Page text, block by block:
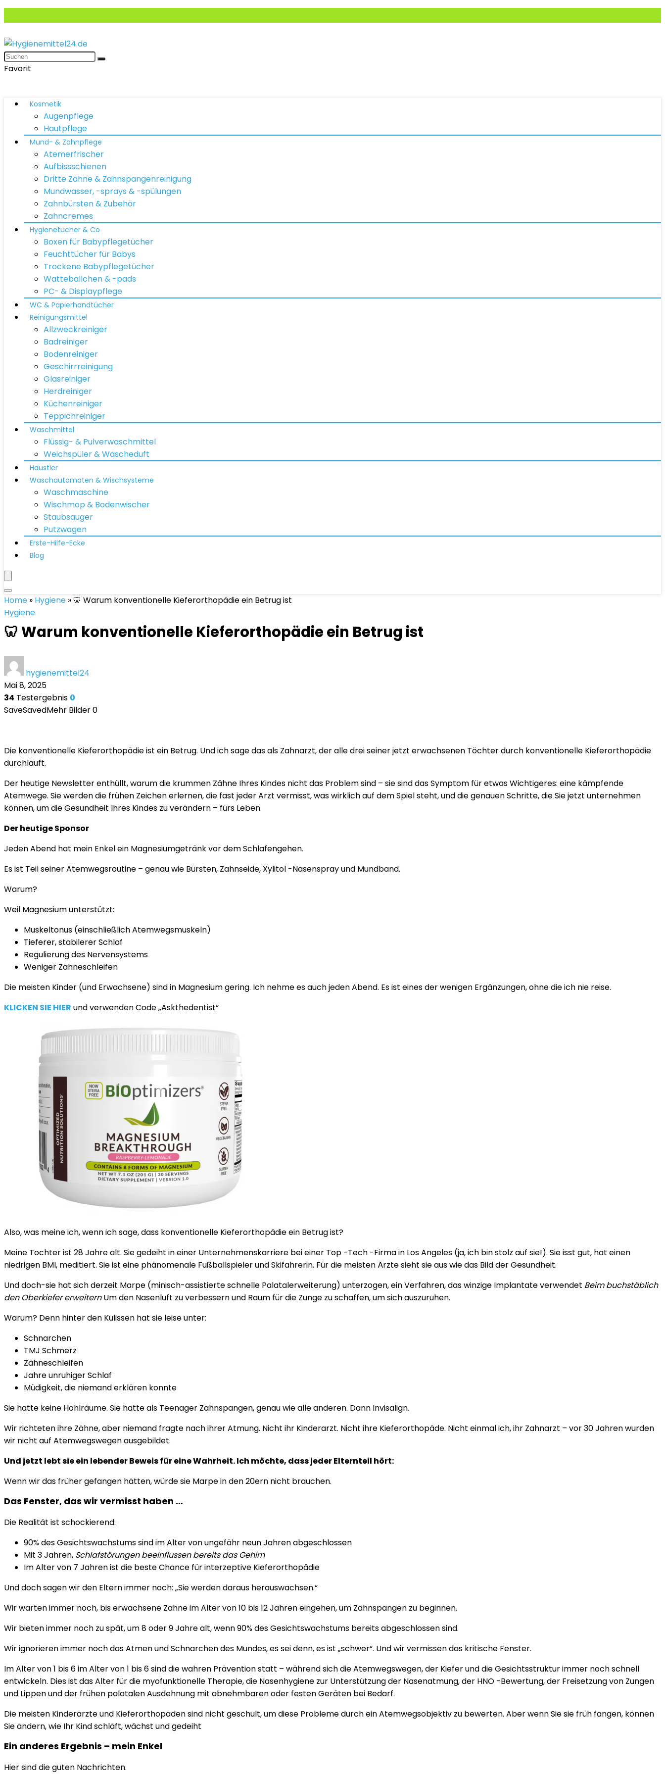
Favorit
Kosmetik
Augenpflege
Hautpflege
Mund- & Zahnpflege
Atemerfrischer
Aufbissschienen
Dritte Zähne & Zahnspangenreinigung
Mundwasser, -sprays & -spülungen
Zahnbürsten & Zubehör
Zahncremes
Hygienetücher & Co
Boxen für Babypflegetücher
Feuchttücher für Babys
Trockene Babypflegetücher
Wattebällchen & -pads
PC- & Displaypflege
WC & Papierhandtücher
Reinigungsmittel
Allzweckreiniger
Badreiniger
Bodenreiniger
Geschirrreinigung
Glasreiniger
Herdreiniger
Küchenreiniger
Teppichreiniger
Waschmittel
Flüssig- & Pulverwaschmittel
Weichspüler & Wäscheduft
Haustier
Waschautomaten & Wischsysteme
Waschmaschine
Wischmop & Bodenwischer
Staubsauger
Putzwagen
Erste-Hilfe-Ecke
Blog
Home » Hygiene » 🦷 Warum konventionelle Kieferorthopädie ein Betrug ist
Hygiene
🦷 Warum konventionelle Kieferorthopädie ein Betrug ist
hygienemittel24
Mai 8, 2025
34 Testergebnis 0
SaveSavedMehr Bilder0
Die konventionelle Kieferorthopädie ist ein Betrug. Und ich sage das als Zahnarzt, der alle drei seiner jetzt erwachsenen Töchter durch konventionelle Kieferorthopädie
durchläuft.
Der heutige Newsletter enthüllt, warum die krummen Zähne Ihres Kindes nicht das Problem sind – sie sind das Symptom für etwas Wichtigeres: eine kämpfende
Atemwege. Sie werden die frühen Zeichen erlernen, die fast jeder Arzt vermisst, was wirklich auf dem Spiel steht, und die genauen Schritte, die Sie jetzt unternehmen
können, um die Gesundheit Ihres Kindes zu verändern – fürs Leben.
Der heutige Sponsor
Jeden Abend hat mein Enkel ein Magnesiumgetränk vor dem Schlafengehen.
Es ist Teil seiner Atemwegsroutine – genau wie Bürsten, Zahnseide, Xylitol -Nasenspray und Mundband.
Warum?
Weil Magnesium unterstützt:
Muskeltonus (einschließlich Atemwegsmuskeln)
Tieferer, stabilerer Schlaf
Regulierung des Nervensystems
Weniger Zähneschleifen
Die meisten Kinder (und Erwachsene) sind in Magnesium gering. Ich nehme es auch jeden Abend. Es ist eines der wenigen Ergänzungen, ohne die ich nie reise.
KLICKEN SIE HIER und verwenden Code „Askthedentist“
Also, was meine ich, wenn ich sage, dass konventionelle Kieferorthopädie ein Betrug ist?
Meine Tochter ist 28 Jahre alt. Sie gedeiht in einer Unternehmenskarriere bei einer Top -Tech -Firma in Los Angeles (ja, ich bin stolz auf sie!). Sie isst gut, hat einen
niedrigen BMI, meditiert. Sie ist eine phänomenale Fußballspieler und Skifahrerin. Für die meisten Ärzte sieht sie aus wie das Bild der Gesundheit.
Und doch-sie hat sich derzeit Marpe (minisch-assistierte schnelle Palatalerweiterung) unterzogen, ein Verfahren, das winzige Implantate verwendet Beim buchstäblich
den Oberkiefer erweiternUm den Nasenluft zu verbessern und Raum für die Zunge zu schaffen, um sich auszuruhen.
Warum? Denn hinter den Kulissen hat sie leise unter:
Schnarchen
TMJ Schmerz
Zähneschleifen
Jahre unruhiger Schlaf
Müdigkeit, die niemand erklären konnte
Sie hatte keine Hohlräume. Sie hatte als Teenager Zahnspangen, genau wie alle anderen. Dann Invisalign.
Wir richteten ihre Zähne, aber niemand fragte nach ihrer Atmung. Nicht ihr Kinderarzt. Nicht ihre Kieferorthopäde. Nicht einmal ich, ihr Zahnarzt – vor 30 Jahren wurden
wir nicht auf Atemwegswegen ausgebildet.
Und jetzt lebt sie ein lebender Beweis für eine Wahrheit. Ich möchte, dass jeder Elternteil hört:
Wenn wir das früher gefangen hätten, würde sie Marpe in den 20ern nicht brauchen.
Das Fenster, das wir vermisst haben …
Die Realität ist schockierend:
90% des Gesichtswachstums sind im Alter von ungefähr neun Jahren abgeschlossen
Mit 3 Jahren, Schlafstörungen beeinflussen bereits das Gehirn
Im Alter von 7 Jahren ist die beste Chance für interzeptive Kieferorthopädie
Und doch sagen wir den Eltern immer noch: „Sie werden daraus herauswachsen.“
Wir warten immer noch, bis erwachsene Zähne im Alter von 10 bis 12 Jahren eingehen, um Zahnspangen zu beginnen.
Wir bieten immer noch zu spät, um 8 oder 9 Jahre alt, wenn 90% des Gesichtswachstums bereits abgeschlossen sind.
Wir ignorieren immer noch das Atmen und Schnarchen des Mundes, es sei denn, es ist „schwer“. Und wir vermissen das kritische Fenster.
Im Alter von 1 bis 6 im Alter von 1 bis 6 sind die wahren Prävention statt – während sich die Atemwegswegen, der Kiefer und die Gesichtsstruktur immer noch schnell
entwickeln. Dies ist das Alter für die myofunktionelle Therapie, die Nasenhygiene zur Unterstützung der Nasenatmung, der HNO -Bewertung, der Freisetzung von Zungen
und Lippen und der frühen palatalen Ausdehnung mit abnehmbaren oder festen Geräten bei Bedarf.
Die meisten Kinderärzte und Kieferorthopäden sind nicht geschult, um diese Probleme durch ein Atemwegsobjektiv zu bewerten. Aber wenn Sie sie früh fangen, können
Sie ändern, wie Ihr Kind schläft, wächst und gedeiht
Ein anderes Ergebnis – mein Enkel
Hier sind die guten Nachrichten.